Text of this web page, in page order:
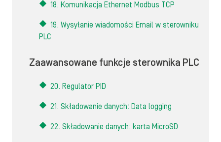
18. Komunikacja Ethernet Modbus TCP
19. Wysyłanie wiadomości Email w sterowniku
PLC
Zaawansowane funkcje sterownika PLC
20. Regulator PID
21. Składowanie danych: Data logging
22. Składowanie danych: karta MicroSD